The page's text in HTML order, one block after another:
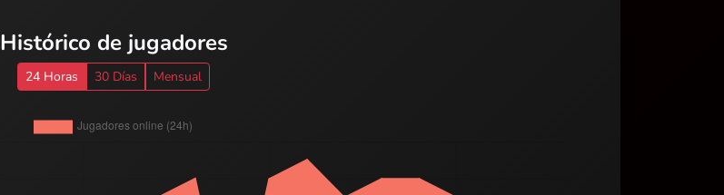
Histórico de jugadores
24 Horas 30 Días Mensual